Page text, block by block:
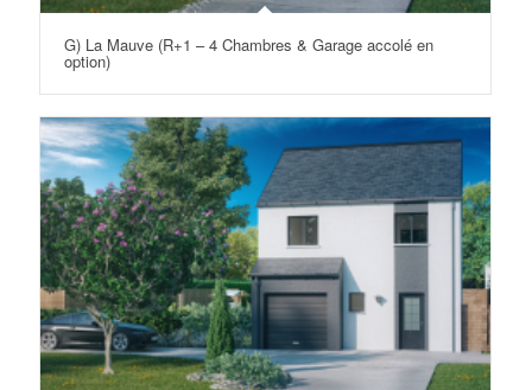
G) La Mauve (R+1 – 4 Chambres & Garage accolé en
option)